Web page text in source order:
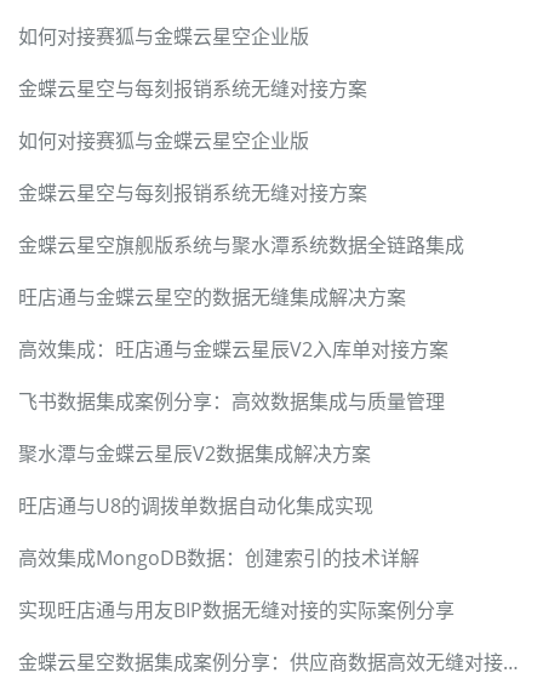
如何对接赛狐与金蝶云星空企业版
金蝶云星空与每刻报销系统无缝对接方案
如何对接赛狐与金蝶云星空企业版
金蝶云星空与每刻报销系统无缝对接方案
金蝶云星空旗舰版系统与聚水潭系统数据全链路集成
旺店通与金蝶云星空的数据无缝集成解决方案
高效集成：旺店通与金蝶云星辰V2入库单对接方案
飞书数据集成案例分享：高效数据集成与质量管理
聚水潭与金蝶云星辰V2数据集成解决方案
旺店通与U8的调拨单数据自动化集成实现
高效集成MongoDB数据：创建索引的技术详解
实现旺店通与用友BIP数据无缝对接的实际案例分享
金蝶云星空数据集成案例分享：供应商数据高效无缝对接方案